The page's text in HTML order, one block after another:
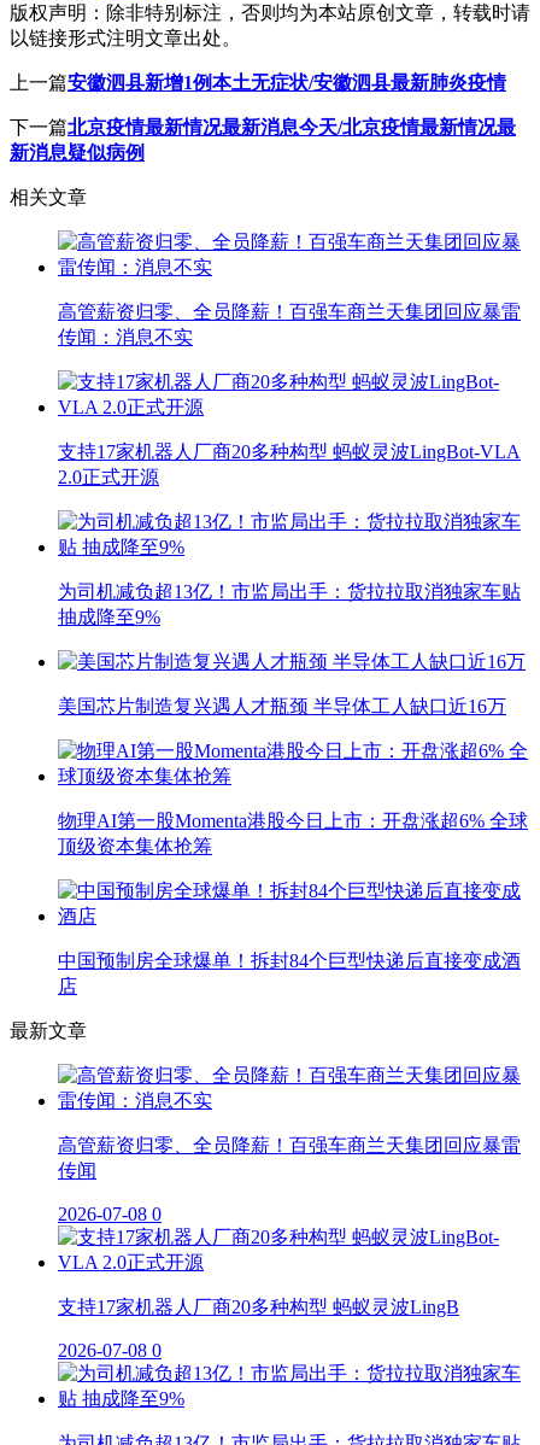
版权声明： 除非特别标注，否则均为本站原创文章，转载时请
以链接形式注明文章出处。
上一篇安徽泗县新增1例本土无症状/安徽泗县最新肺炎疫情
下一篇北京疫情最新情况最新消息今天/北京疫情最新情况最
新消息疑似病例
相关文章
高管薪资归零、全员降薪！百强车商兰天集团回应暴雷
传闻：消息不实
支持17家机器人厂商20多种构型 蚂蚁灵波LingBot-VLA
2.0正式开源
为司机减负超13亿！市监局出手：货拉拉取消独家车贴
抽成降至9%
美国芯片制造复兴遇人才瓶颈 半导体工人缺口近16万
物理AI第一股Momenta港股今日上市：开盘涨超6% 全球
顶级资本集体抢筹
中国预制房全球爆单！拆封84个巨型快递后直接变成酒
店
最新文章
高管薪资归零、全员降薪！百强车商兰天集团回应暴雷
传闻
2026-07-08 0
支持17家机器人厂商20多种构型 蚂蚁灵波LingB
2026-07-08 0